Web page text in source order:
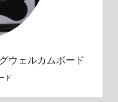
ウェルカムボード
ド